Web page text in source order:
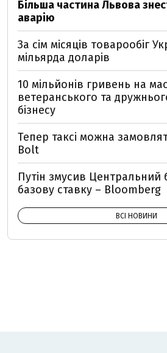
Більша частина Львова
аварію
За сім місяців товарообіг
мільярда доларів
10 мільйонів гривень на
ветеранського та
бізнесу
Тепер таксі можна
Bolt
Путін змусив Центральний
базову ставку – Bloomberg
ВСІ НОВИНИ